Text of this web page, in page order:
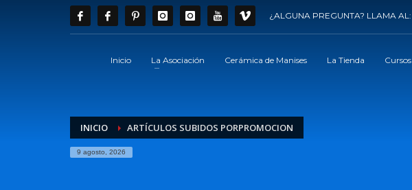
¿ALGUNA PREGUNTA? LLAMA AL:
Inicio La Asociación Cerámica de Manises La Tienda Cursos
INICIO ARTÍCULOS SUBIDOS PORPROMOCION
9 agosto, 2026